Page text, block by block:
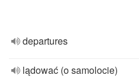
departures
lądować (o samolocie)